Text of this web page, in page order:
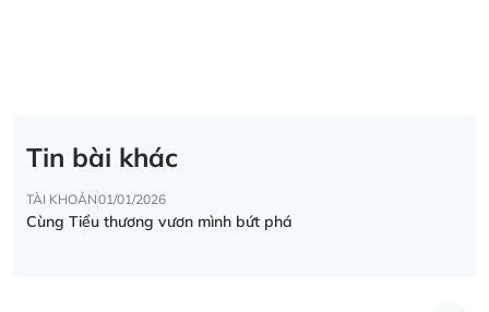
Tin bài khác
TÀI KHOẢN01/01/2026
Cùng Tiểu thương vươn mình bứt phá